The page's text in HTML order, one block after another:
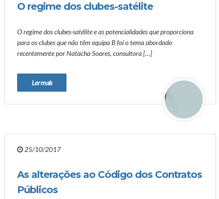
O regime dos clubes-satélite
O regime dos clubes-satélite e as potencialidades que proporciona
para os clubes que não têm equipa B foi o tema abordado
recentemente por Natacha Soares, consultora […]
Ler mais
25/10/2017
As alterações ao Código dos Contratos
Públicos